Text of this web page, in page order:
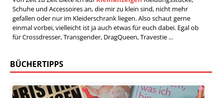
Schuhe und Accessoires an, die mir zu klein sind, nicht mehr
gefallen oder nur im Kleiderschrank liegen. Also schaut gerne
einmal vorbei, vielleicht ist ja auch etwas für euch dabei. Egal ob
für Crossdresser, Transgender, DragQueen, Travestie ...
BÜCHERTIPPS